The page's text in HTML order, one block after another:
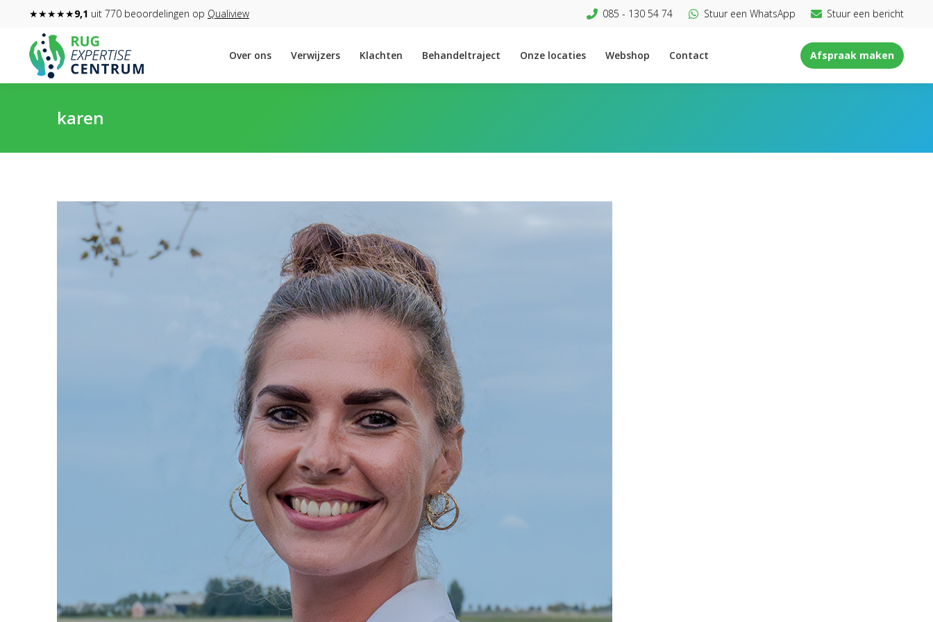
★★★★★9,1 uit 770 beoordelingen op Qualiview 085 - 130 54 74 Stuur een WhatsApp Stuur een bericht
Over ons Verwijzers Klachten Behandeltraject Onze locaties Webshop Contact Afspraak maken
karen